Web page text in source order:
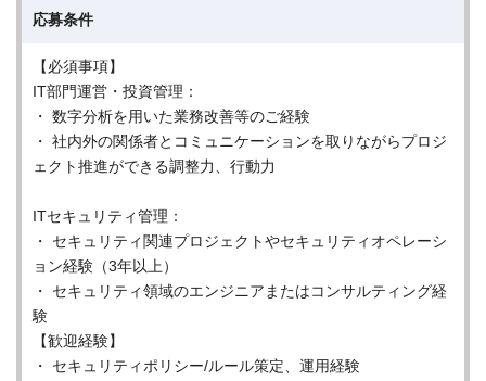
応募条件
【必須事項】
IT部門運営・投資管理：
・ 数字分析を用いた業務改善等のご経験
・ 社内外の関係者とコミュニケーションを取りながらプロジ
ェクト推進ができる調整力、行動力
ITセキュリティ管理：
・ セキュリティ関連プロジェクトやセキュリティオペレーシ
ョン経験（3年以上）
・ セキュリティ領域のエンジニアまたはコンサルティング経
験
【歓迎経験】
・ セキュリティポリシー/ルール策定、運用経験